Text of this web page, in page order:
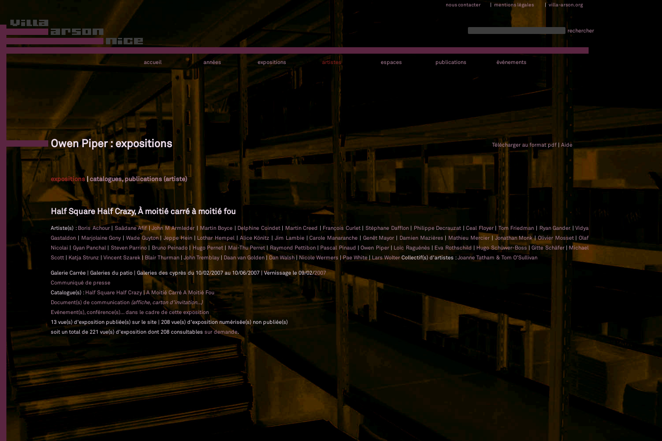
nous contacter | mentions légales | villa-arson.org
rechercher
accueil années expositions artistes espaces publications événements
Owen Piper : expositions Télécharger au format pdf | Aide
expositions|catalogues, publications (artiste)
Half Square Half Crazy, À moitié carré à moitié fou
Artiste(s) : Boris Achour | Saâdane Afif |John M Armleder | Martin Boyce | Delphine Coindet | Martin Creed | François Curlet | Stéphane Dafflon | Philippe Decrauzat |Ceal Floyer | Tom Friedman | Ryan Gander |Vidya
Gastaldon | Marjolaine Gony | Wade Guyton |Jeppe Hein | Lothar Hempel | Alice Könitz |Jim Lambie |Carole Manaranche | Genêt Mayor | Damien Mazières | Mathieu Mercier | Jonathan Monk|Olivier Mosset |Olaf
Nicolai | Gyan Panchal | Steven Parrino | Bruno Peinado | Hugo Pernet | Mai-Thu Perret | Raymond Pettibon | Pascal Pinaud |Owen Piper | Loïc Raguénès | Eva Rothschild | Hugo Schüwer-Boss |Gitte Schäfer |Michael
Scott | Katja Strunz | Vincent Szarek | Blair Thurman | John Tremblay | Daan van Golden | Dan Walsh | Nicole Wermers |Pae White |Lars WolterCollectif(s) d'artistes :Joanne Tatham & Tom O’Sullivan
Galerie Carrée | Galeries du patio | Galeries des cyprès du 10/02/2007 au 10/06/2007 | Vernissage le 09/02/2007
Communiqué de presse
Catalogue(s) : Half Square Half Crazy|A Moitié Carré A Moitié Fou
Document(s) de communication (affiche, carton d'invitation...)
Evénement(s), conférence(s)... dans le cadre de cette exposition
13 vue(s) d'exposition publiée(s) sur le site | 208 vue(s) d'exposition numérisée(s) non publiée(s)
soit un total de 221 vue(s) d'exposition dont 208 consultables sur demande.